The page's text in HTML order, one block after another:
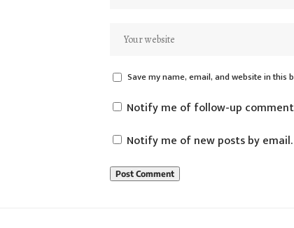
Save my name, email, and website in
Notify me of follow-up
Notify me of new posts by email.